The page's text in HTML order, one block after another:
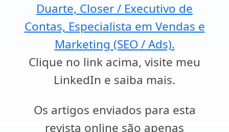
Duarte, Closer / Executivo de
Contas, Especialista em Vendas e
Marketing (SEO / Ads).
Clique no link acima, visite meu
LinkedIn e saiba mais.
Os artigos enviados para esta
revista online são apenas